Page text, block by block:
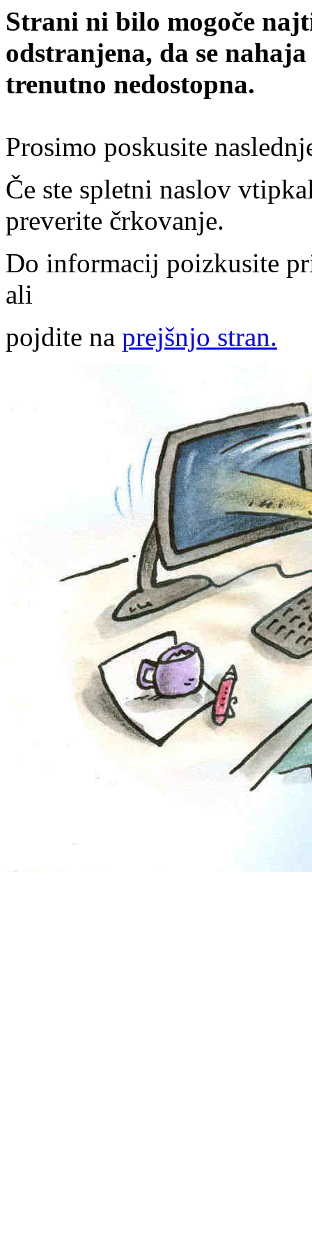
Strani ni bilo mogoče
odstranjena, da se
trenutno nedostopna.
Prosimo poskusite
Če ste spletni naslov
preverite črkovanje.
Do informacij poizkusite
ali
pojdite na prejšnjo stran.